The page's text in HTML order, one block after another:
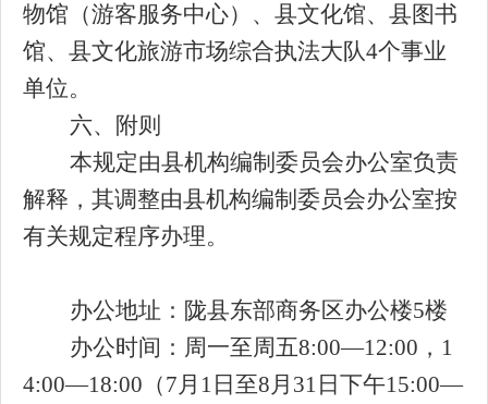
物馆 （游客服务中心） 、县文化馆、县图书
馆、县文化旅游市场综合执法大队4个事业
单位。
六、附则
本规定由县机构编制委员会办公室负责
解释，其调整由县机构编制委员会办公室按
有关规定程序办理。
办公地址：陇县东部商务区办公楼5楼
办公时间：周一至周五8:00—12:00，1
4:00—18:00（7月1日至8月31日下午15:00—